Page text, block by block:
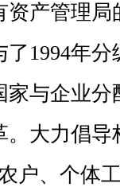
资产管理
1994年
与企业分
大力倡导
户、个体